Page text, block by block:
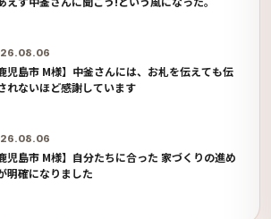
鹿児島市 M様】中釜さんには、お札を伝えても伝
れないほど感謝しています
鹿児島市 M様】自分たちに合った 家づくりの進め
明確になりました